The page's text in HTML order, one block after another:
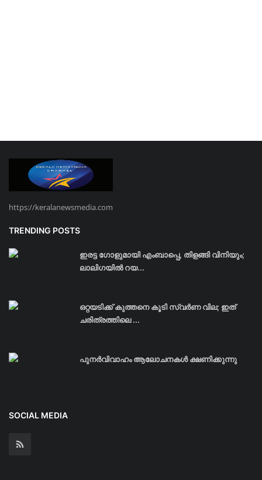
https://keralanewsmedia.com
TRENDING POSTS
ഇരട്ട ഗോളുമായി എംബാപ്പെ, തിളങ്ങി വിനിയും;
ലാലിഗയില്‍ റയ...
ഒറ്റയടിക്ക് കുത്തനെ കൂടി സ്വര്‍ണ വില; ഇത്
ചരിത്രത്തിലെ ...
പുനർവിവാഹം ആലോചനകൾ ക്ഷണിക്കുന്നു
SOCIAL MEDIA